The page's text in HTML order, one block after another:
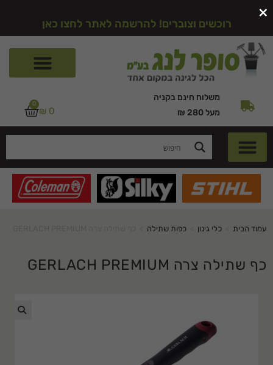
רוכשים וצוברים! להרשמה לאתר לחצו כאן
משלוח חינם בקניה
מעל 280 ₪
₪ 0
0
עמוד הבית כלי גינון כפות שתילה
כף שתילה צרה GERLACH PREMIUM
×